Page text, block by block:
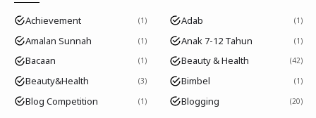
Achievement 1 Adab 1
Amalan Sunnah 1 Anak 7-12 Tahun 1
Bacaan 1 Beauty & Health 42
Beauty&Health 3 Bimbel 1
Blog Competition 1 Blogging 20